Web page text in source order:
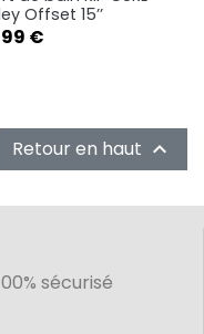
Offset 15’’
€
Retour en haut 
sécurisé